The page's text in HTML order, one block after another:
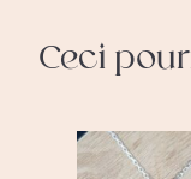
Ceci